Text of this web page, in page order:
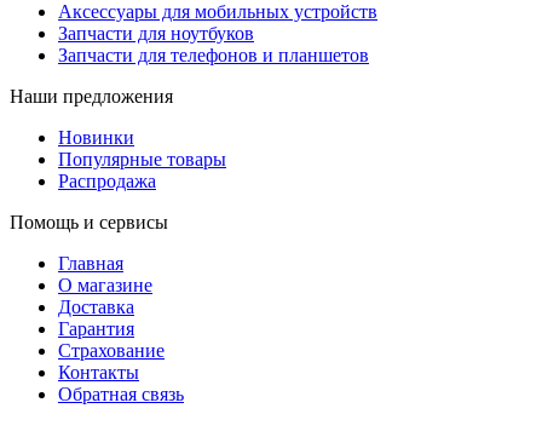
Аксессуары для мобильных устройств
Запчасти для ноутбуков
Запчасти для телефонов и планшетов
Наши предложения
Новинки
Популярные товары
Распродажа
Помощь и сервисы
Главная
О магазине
Доставка
Гарантия
Страхование
Контакты
Обратная связь